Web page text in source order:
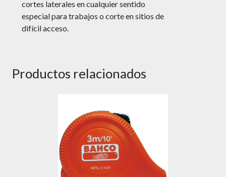
cortes laterales en cualquier sentido
especial para trabajos o corte en sitios de
difícil acceso.
Productos relacionados